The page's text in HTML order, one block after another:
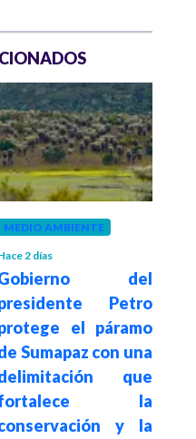
MEDIO AMBIENTE
2 días
del
Petro
el páramo
Sumapaz con una
que
la
y la